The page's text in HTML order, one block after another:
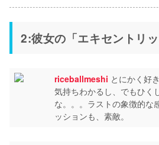
2:彼女の「エキセントリ
riceballmeshi とにかく好
気持ちわかるし、でもひく
な。。。ラストの象徴的な
ッションも、素敵。